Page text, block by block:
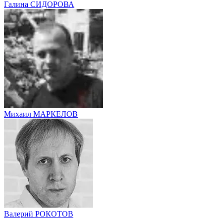
Галина СИДОРОВА
Михаил МАРКЕЛОВ
Валерий РОКОТОВ